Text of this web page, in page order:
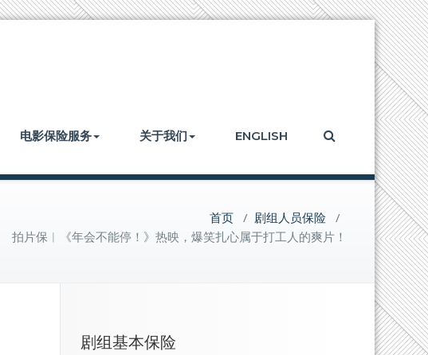
电影保险服务 关于我们 ENGLISH
首页 / 剧组人员保险 /
拍片保︱《年会不能停！》热映，爆笑扎心属于打工人的爽片！
剧组基本保险